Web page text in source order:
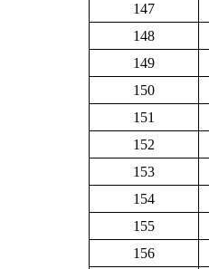
147
148
149
150
151
152
153
154
155
156